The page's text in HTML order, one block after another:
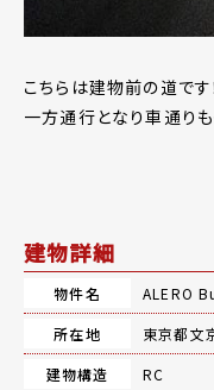
こちらは建物前の道です
一方通行となり車通り
建物詳細
物件名
ALERO
所在地
東京都文
建物構造
RC